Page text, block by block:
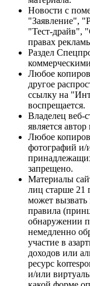
Новости с
"Заявление",
"Тест-драйв",
правах
Раздел
Любое
другое
ссылку на
воспрещается.
Владелец веб-
является
Любое
фотографий и/
запрещено.
Материалы
лиц старше 21
может
правила
обнаружении
немедленно
участие в
доходов или
ресурс
и/или